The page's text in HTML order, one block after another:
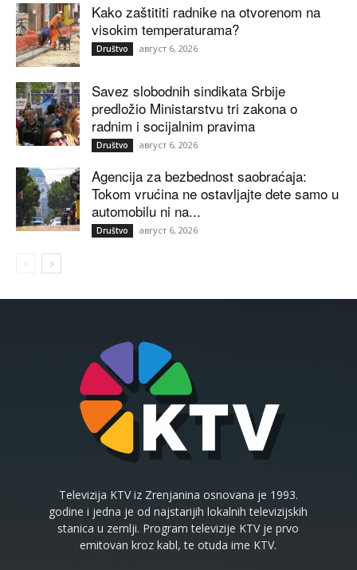
Kako zaštititi radnike na otvorenom na
visokim temperaturama?
Društvo август 6, 2026
Savez slobodnih sindikata Srbije
predložio Ministarstvu tri zakona o
radnim i socijalnim pravima
Društvo август 6, 2026
Agencija za bezbednost saobraćaja:
Tokom vrućina ne ostavljajte dete samo u
automobilu ni na...
Društvo август 6, 2026
Televizija KTV iz Zrenjanina osnovana je 1993.
godine i jedna je od najstarijih lokalnih televizijskih
stanica u zemlji. Program televizije KTV je prvo
emitovan kroz kabl, te otuda ime KTV.